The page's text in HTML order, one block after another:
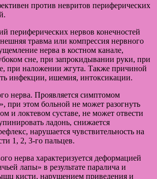
против невритов периферических
периферических нервов конечностей
травма или компрессия нервного
нерва в костном канале,
сне, при запрокидывании руки, при
при наложении жгута. Также причиной
инфекции, ишемия, интоксикации.
нерва. Проявляется симптомом
при этом больной не может разогнуть
и локтевом суставе, не может отвести
ладонь, снижается
нарушается чувствительность на
1, 2, 3-го пальцев.
нерва характеризуется деформацией
лапы» в результате паралича и
кисти, нарушением приведения и